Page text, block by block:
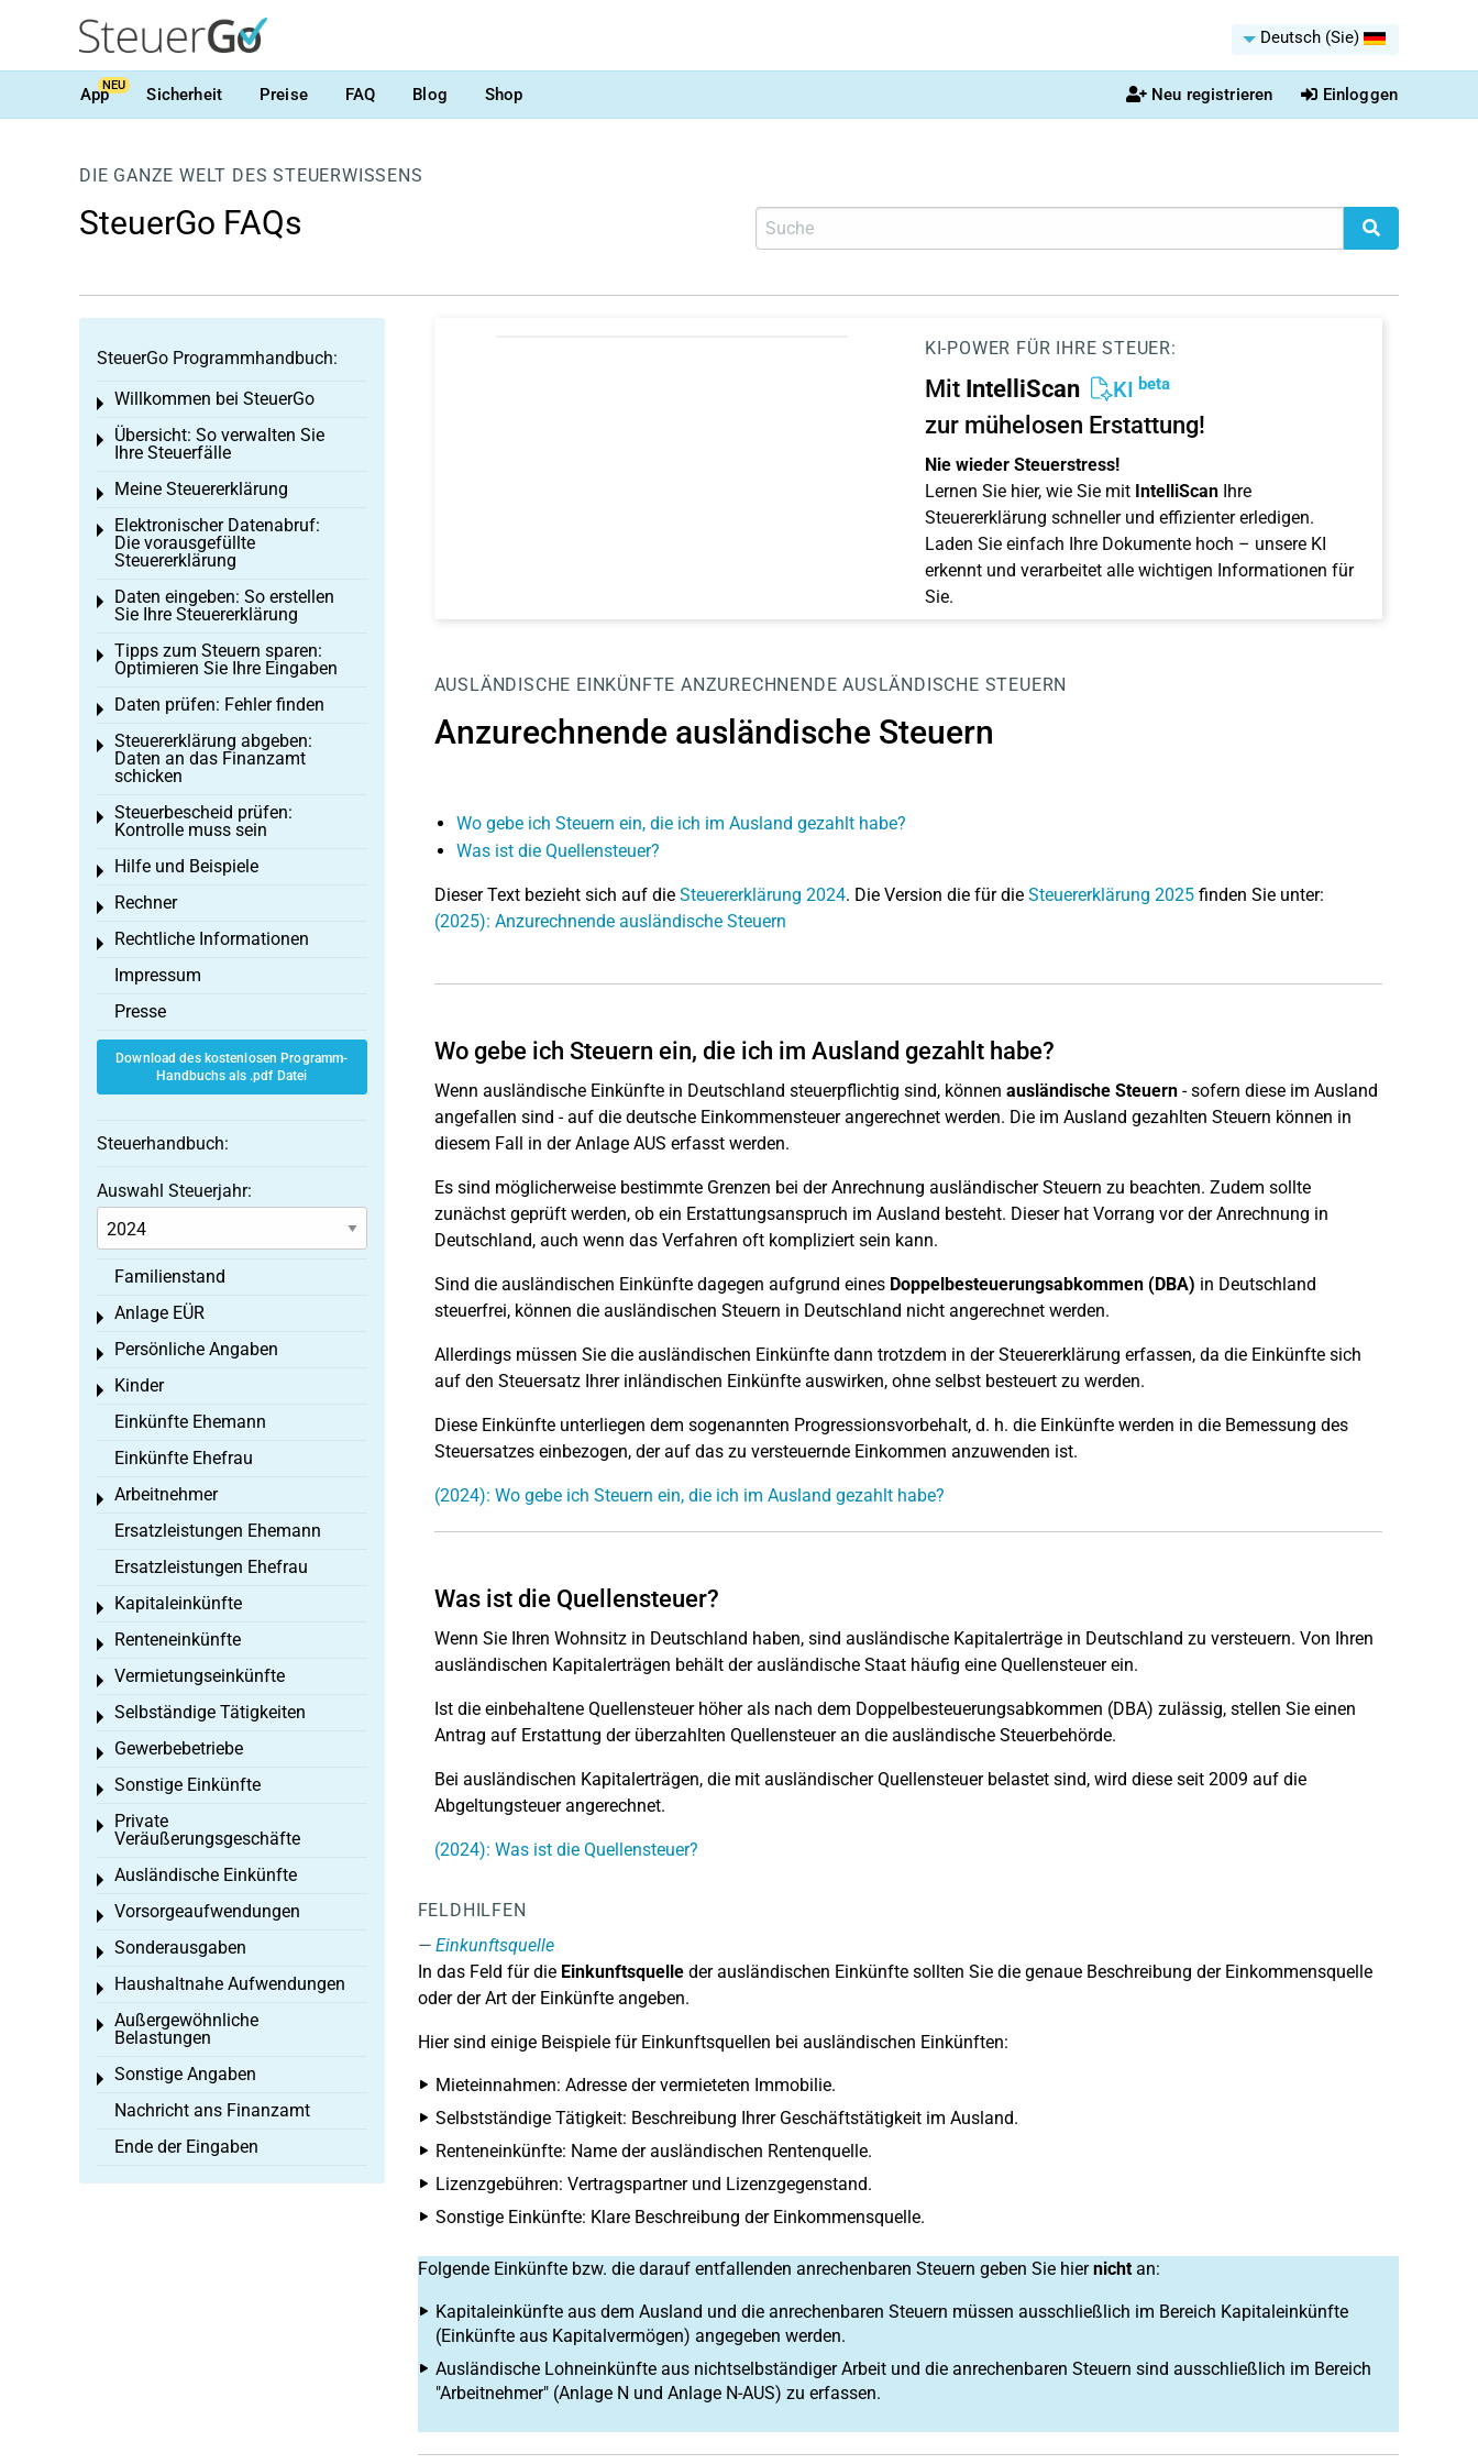
Deutsch (Sie)
AppNEU Sicherheit Preise FAQ Blog Shop Neu registrieren Einloggen
DIE GANZE WELT DES STEUERWISSENS
SteuerGo FAQs
KI-POWER FÜR IHRE STEUER:
Mit IntelliScan KI beta
zur mühelosen Erstattung!
Nie wieder Steuerstress!
Lernen Sie hier, wie Sie mit IntelliScanIhre
Steuererklärung schneller und effizienter erledigen.
Laden Sie einfach Ihre Dokumente hoch – unsere KI
erkennt und verarbeitet alle wichtigen Informationen für
Sie.
AUSLÄNDISCHE EINKÜNFTE ANZURECHNENDE AUSLÄNDISCHE STEUERN
Anzurechnende ausländische Steuern
Wo gebe ich Steuern ein, die ich im Ausland gezahlt habe?
Was ist die Quellensteuer?
Dieser Text bezieht sich auf die Steuererklärung 2024. Die Version die für die Steuererklärung 2025finden Sie unter:
(2025): Anzurechnende ausländische Steuern
Wo gebe ich Steuern ein, die ich im Ausland gezahlt habe?
Wenn ausländische Einkünfte in Deutschland steuerpflichtig sind, können ausländische Steuern- sofern diese im Ausland
angefallen sind - auf die deutsche Einkommensteuer angerechnet werden. Die im Ausland gezahlten Steuern können in
diesem Fall in der Anlage AUS erfasst werden.
Es sind möglicherweise bestimmte Grenzen bei der Anrechnung ausländischer Steuern zu beachten. Zudem sollte
zunächst geprüft werden, ob ein Erstattungsanspruch im Ausland besteht. Dieser hat Vorrang vor der Anrechnung in
Deutschland, auch wenn das Verfahren oft kompliziert sein kann.
Sind die ausländischen Einkünfte dagegen aufgrund eines Doppelbesteuerungsabkommen (DBA) in Deutschland
steuerfrei, können die ausländischen Steuern in Deutschland nicht angerechnet werden.
Allerdings müssen Sie die ausländischen Einkünfte dann trotzdem in der Steuererklärung erfassen, da die Einkünfte sich
auf den Steuersatz Ihrer inländischen Einkünfte auswirken, ohne selbst besteuert zu werden.
Diese Einkünfte unterliegen dem sogenannten Progressionsvorbehalt, d. h. die Einkünfte werden in die Bemessung des
Steuersatzes einbezogen, der auf das zu versteuernde Einkommen anzuwenden ist.
(2024): Wo gebe ich Steuern ein, die ich im Ausland gezahlt habe?
Was ist die Quellensteuer?
Wenn Sie Ihren Wohnsitz in Deutschland haben, sind ausländische Kapitalerträge in Deutschland zu versteuern. Von Ihren
ausländischen Kapitalerträgen behält der ausländische Staat häufig eine Quellensteuer ein.
Ist die einbehaltene Quellensteuer höher als nach dem Doppelbesteuerungsabkommen (DBA) zulässig, stellen Sie einen
Antrag auf Erstattung der überzahlten Quellensteuer an die ausländische Steuerbehörde.
Bei ausländischen Kapitalerträgen, die mit ausländischer Quellensteuer belastet sind, wird diese seit 2009 auf die
Abgeltungsteuer angerechnet.
(2024): Was ist die Quellensteuer?
FELDHILFEN
Einkunftsquelle
In das Feld für die Einkunftsquelleder ausländischen Einkünfte sollten Sie die genaue Beschreibung der Einkommensquelle
oder der Art der Einkünfte angeben.
Hier sind einige Beispiele für Einkunftsquellen bei ausländischen Einkünften:
Mieteinnahmen: Adresse der vermieteten Immobilie.
Selbstständige Tätigkeit: Beschreibung Ihrer Geschäftstätigkeit im Ausland.
Renteneinkünfte: Name der ausländischen Rentenquelle.
Lizenzgebühren: Vertragspartner und Lizenzgegenstand.
Sonstige Einkünfte: Klare Beschreibung der Einkommensquelle.
Folgende Einkünfte bzw. die darauf entfallenden anrechenbaren Steuern geben Sie hiernichtan:
Kapitaleinkünfte aus dem Ausland und die anrechenbaren Steuern müssen ausschließlich im Bereich Kapitaleinkünfte
(Einkünfte aus Kapitalvermögen) angegeben werden.
Ausländische Lohneinkünfte aus nichtselbständiger Arbeit und die anrechenbaren Steuern sind ausschließlich im Bereich
"Arbeitnehmer" (Anlage N und Anlage N-AUS) zu erfassen.
SteuerGo Programmhandbuch:
Willkommen bei SteuerGo
Toggle menu
Übersicht: So verwalten Sie
Ihre Steuerfälle
Toggle menu
Meine Steuererklärung
Toggle menu
Elektronischer Datenabruf:
Die vorausgefüllte
Steuererklärung
Toggle menu
Daten eingeben: So erstellen
Sie Ihre Steuererklärung
Toggle menu
Tipps zum Steuern sparen:
Optimieren Sie Ihre Eingaben
Toggle menu
Daten prüfen: Fehler finden
Toggle menu
Steuererklärung abgeben:
Daten an das Finanzamt
schicken
Toggle menu
Steuerbescheid prüfen:
Kontrolle muss sein
Toggle menu
Hilfe und Beispiele
Toggle menu
Rechner
Toggle menu
Rechtliche Informationen
Toggle menu
Impressum
Presse
Download des kostenlosen Programm-
Handbuchs als .pdf Datei
Steuerhandbuch:
Auswahl Steuerjahr:
Familienstand
Anlage EÜR
Toggle menu
Persönliche Angaben
Toggle menu
Kinder
Toggle menu
Einkünfte Ehemann
Einkünfte Ehefrau
Arbeitnehmer
Toggle menu
Ersatzleistungen Ehemann
Ersatzleistungen Ehefrau
Kapitaleinkünfte
Toggle menu
Renteneinkünfte
Toggle menu
Vermietungseinkünfte
Toggle menu
Selbständige Tätigkeiten
Toggle menu
Gewerbebetriebe
Toggle menu
Sonstige Einkünfte
Toggle menu
Private
Veräußerungsgeschäfte
Toggle menu
Ausländische Einkünfte
Toggle menu
Vorsorgeaufwendungen
Toggle menu
Sonderausgaben
Toggle menu
Haushaltnahe Aufwendungen
Toggle menu
Außergewöhnliche
Belastungen
Toggle menu
Sonstige Angaben
Toggle menu
Nachricht ans Finanzamt
Ende der Eingaben